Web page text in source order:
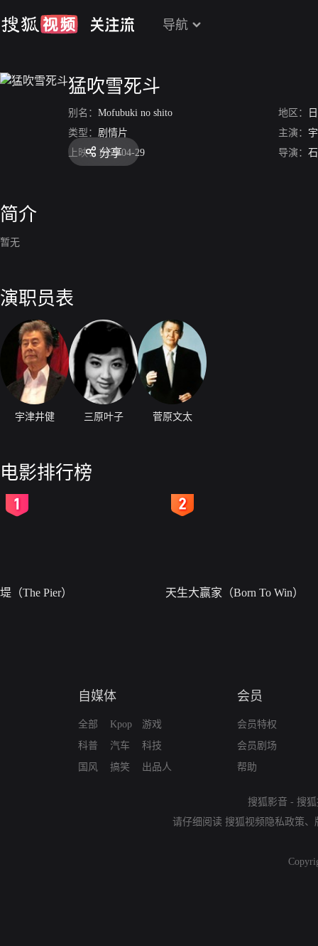
导航
猛吹雪死斗
别名： Mofubuki no shito 地区：
类型： 剧情片 主演：
上映： 1959-04-29 导演：
分享
简介
暂无
演职员表
宇津井健 三原叶子 菅原文太
电影排行榜
堤（The Pier） 天生大赢家（Born To Win）
自媒体
全部
科普
国风
Kpop
汽车
搞笑
游戏
科技
出品人
会员
会员特权
会员剧场
帮助
搜狐影音 - 搜
请仔细阅读 搜狐视频隐私政策、